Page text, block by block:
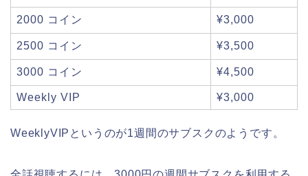
2000 コイン ¥3,000
2500 コイン ¥3,500
3000 コイン ¥4,500
Weekly VIP ¥3,000
WeeklyVIPというのが1週間のサブスクのようです。